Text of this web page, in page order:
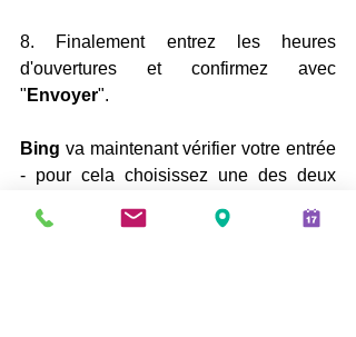
8. Finalement entrez les heures
d'ouvertures et confirmez avec
" Envoyer".
Bing va maintenant vérifier votre entrée
- pour cela choisissez une des deux
ensuite recevoir un email de